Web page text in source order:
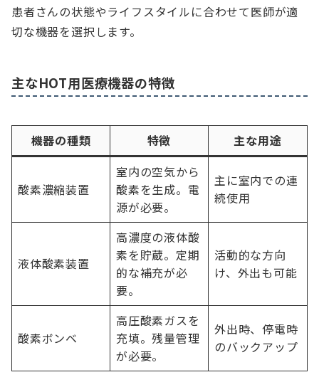
患者さんの状態やライフスタイルに合わせて医師が適
切な機器を選択します。
主なHOT用医療機器の特徴
機器の種類 特徴 主な用途
酸素濃縮装置
室内の空気から
酸素を生成。電
源が必要。
主に室内での連
続使用
液体酸素装置
高濃度の液体酸
素を貯蔵。定期
的な補充が必
要。
活動的な方向
け、外出も可能
酸素ボンベ
高圧酸素ガスを
充填。残量管理
が必要。
外出時、停電時
のバックアップ